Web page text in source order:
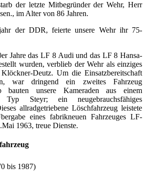
der letzte Mitbegründer der Wehr, Herr
im Alter von 86 Jahren.
der DDR, feierte unsere Wehr ihr 75-
Jahre das LF 8 Audi und das LF 8 Hansa-
wurden, verblieb der Wehr als einziges
Deutz. Um die Einsatzbereitschaft
war dringend ein zweites Fahrzeug
bauten unsere Kameraden aus einem
Typ Steyr; ein neugebrauchsfähiges
allradgetriebene Löschfahrzeug leistete
eines fabrikneuen Fahrzeuges LF-
1963, treue Dienste.